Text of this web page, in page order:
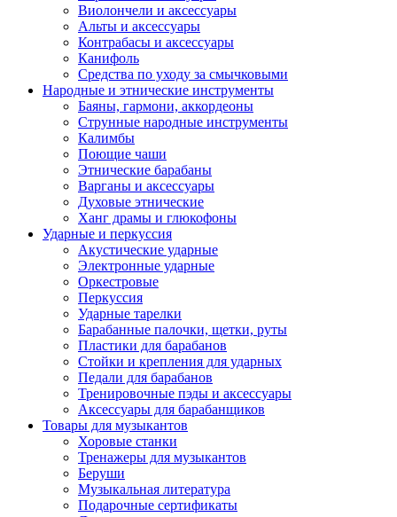
Виолончели и аксессуары
Альты и аксессуары
Контрабасы и аксессуары
Канифоль
Средства по уходу за смычковыми
Народные и этнические инструменты
Баяны, гармони, аккордеоны
Струнные народные инструменты
Калимбы
Поющие чаши
Этнические барабаны
Варганы и аксессуары
Духовые этнические
Ханг драмы и глюкофоны
Ударные и перкуссия
Акустические ударные
Электронные ударные
Оркестровые
Перкуссия
Ударные тарелки
Барабанные палочки, щетки, руты
Пластики для барабанов
Стойки и крепления для ударных
Педали для барабанов
Тренировочные пэды и аксессуары
Аксессуары для барабанщиков
Товары для музыкантов
Хоровые станки
Тренажеры для музыкантов
Беруши
Музыкальная литература
Подарочные сертификаты